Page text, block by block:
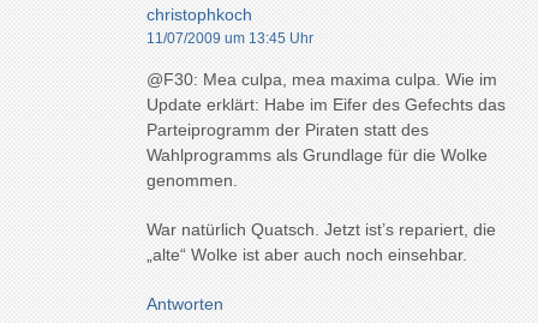
christophkoch
11/07/2009 um 13:45 Uhr
@F30: Mea culpa, mea maxima culpa. Wie im
Update erklärt: Habe im Eifer des Gefechts das
Parteiprogramm der Piraten statt des
Wahlprogramms als Grundlage für die Wolke
genommen.
War natürlich Quatsch. Jetzt ist’s repariert, die
„alte“ Wolke ist aber auch noch einsehbar.
Antworten